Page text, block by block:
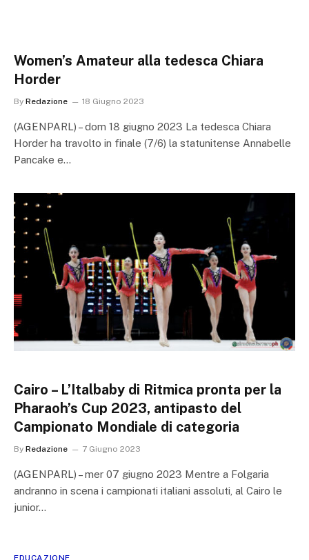
Women’s Amateur alla tedesca Chiara
Horder
By Redazione 18 Giugno 2023
(AGENPARL) – dom 18 giugno 2023 La tedesca Chiara
Horder ha travolto in finale (7/6) la statunitense Annabelle
Pancake e…
Cairo – L’Italbaby di Ritmica pronta per la
Pharaoh’s Cup 2023, antipasto del
Campionato Mondiale di categoria
By Redazione 7 Giugno 2023
(AGENPARL) – mer 07 giugno 2023 Mentre a Folgaria
andranno in scena i campionati italiani assoluti, al Cairo le
junior…
EDUCAZIONE